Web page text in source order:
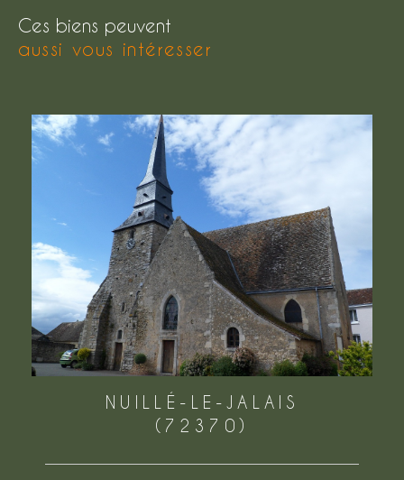
Ces biens peuvent
aussi vous intéresser
NUILLÉ-LE-JALAIS
(72370)